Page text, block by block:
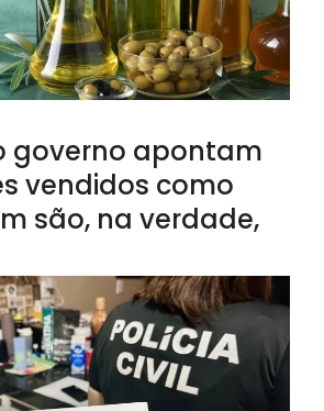
governo apontam
vendidos como
são, na verdade,